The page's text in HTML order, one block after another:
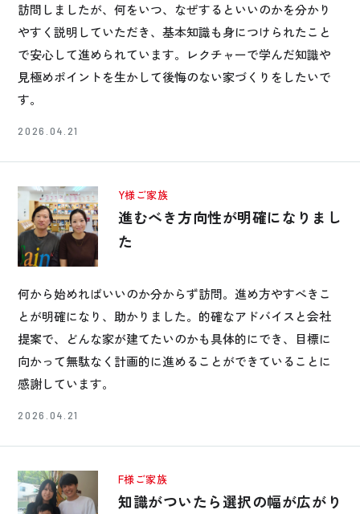
訪問しましたが、何をいつ、なぜするといいのかを分かり
やすく説明していただき、基本知識も身につけられたこと
で安心して進められています。レクチャーで学んだ知識や
見極めポイントを生かして後悔のない家づくりをしたいで
す。
2026.04.21
Y様ご家族
進むべき方向性が明確になりまし
た
何から始めればいいのか分からず訪問。進め方やすべきこ
とが明確になり、助かりました。的確なアドバイスと会社
提案で、どんな家が建てたいのかも具体的にでき、目標に
向かって無駄なく計画的に進めることができていることに
感謝しています。
2026.04.21
F様ご家族
知識がついたら選択の幅が広がり